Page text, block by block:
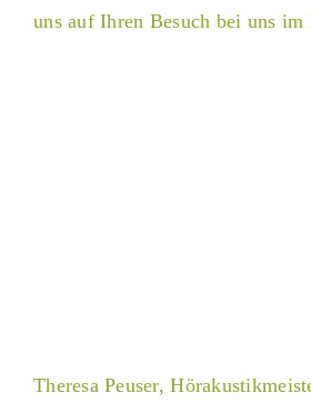
uns auf Ihren Besuch bei uns im
Theresa Peuser,